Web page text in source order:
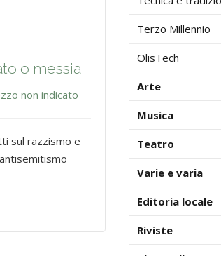
o messia
non indicato
sul razzismo e
Terzo Millennio
OlisTech
Arte
Musica
Teatro
Varie e varia
Editoria locale
Riviste